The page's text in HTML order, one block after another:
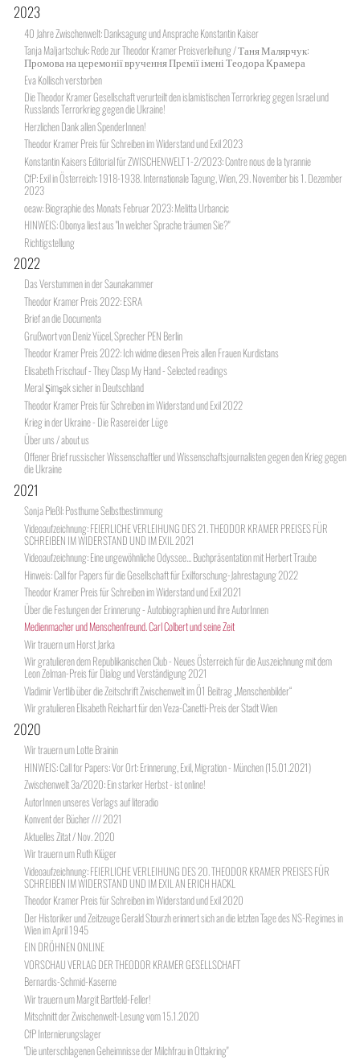
2023
40 Jahre Zwischenwelt: Danksagung und Ansprache Konstantin Kaiser
Tanja Maljartschuk: Rede zur Theodor Kramer Preisverleihung / Таня Малярчук:
Промова на церемонії вручення Премії імені Теодора Крамера
Eva Kollisch verstorben
Die Theodor Kramer Gesellschaft verurteilt den islamistischen Terrorkrieg gegen Israel und
Russlands Terrorkrieg gegen die Ukraine!
Herzlichen Dank allen SpenderInnen!
Theodor Kramer Preis für Schreiben im Widerstand und Exil 2023
Konstantin Kaisers Editorial für ZWISCHENWELT 1-2/2023: Contre nous de la tyrannie
CfP: Exil in Österreich: 1918-1938. Internationale Tagung, Wien, 29. November bis 1. Dezember
2023
oeaw: Biographie des Monats Februar 2023: Melitta Urbancic
HINWEIS: Obonya liest aus "In welcher Sprache träumen Sie?"
Richtigstellung
2022
Das Verstummen in der Saunakammer
Theodor Kramer Preis 2022: ESRA
Brief an die Documenta
Grußwort von Deniz Yücel, Sprecher PEN Berlin
Theodor Kramer Preis 2022: Ich widme diesen Preis allen Frauen Kurdistans
Elisabeth Frischauf - They Clasp My Hand - Selected readings
Meral Şimşek sicher in Deutschland
Theodor Kramer Preis für Schreiben im Widerstand und Exil 2022
Krieg in der Ukraine - Die Raserei der Lüge
Über uns / about us
Offener Brief russischer Wissenschaftler und Wissenschaftsjournalisten gegen den Krieg gegen
die Ukraine
2021
Sonja Pleßl: Posthume Selbstbestimmung
Videoaufzeichnung: FEIERLICHE VERLEIHUNG DES 21. THEODOR KRAMER PREISES FÜR
SCHREIBEN IM WIDERSTAND UND IM EXIL 2021
Videoaufzeichnung: Eine ungewöhnliche Odyssee... Buchpräsentation mit Herbert Traube
Hinweis: Call for Papers für die Gesellschaft für Exilforschung-Jahrestagung 2022
Theodor Kramer Preis für Schreiben im Widerstand und Exil 2021
Über die Festungen der Erinnerung - Autobiographien und ihre AutorInnen
Medienmacher und Menschenfreund. Carl Colbert und seine Zeit
Wir trauern um Horst Jarka
Wir gratulieren dem Republikanischen Club - Neues Österreich für die Auszeichnung mit dem
Leon Zelman-Preis für Dialog und Verständigung 2021
Vladimir Vertlib über die Zeitschrift Zwischenwelt im Ö1 Beitrag „Menschenbilder“
Wir gratulieren Elisabeth Reichart für den Veza-Canetti-Preis der Stadt Wien
2020
Wir trauern um Lotte Brainin
HINWEIS: Call for Papers: Vor Ort: Erinnerung, Exil, Migration - München (15.01.2021)
Zwischenwelt 3a/2020: Ein starker Herbst - ist online!
AutorInnen unseres Verlags auf literadio
Konvent der Bücher /// 2021
Aktuelles Zitat / Nov. 2020
Wir trauern um Ruth Klüger
Videoaufzeichnung: FEIERLICHE VERLEIHUNG DES 20. THEODOR KRAMER PREISES FÜR
SCHREIBEN IM WIDERSTAND UND IM EXIL AN ERICH HACKL
Theodor Kramer Preis für Schreiben im Widerstand und Exil 2020
Der Historiker und Zeitzeuge Gerald Stourzh erinnert sich an die letzten Tage des NS-Regimes in
Wien im April 1945
EIN DRÖHNEN ONLINE
VORSCHAU VERLAG DER THEODOR KRAMER GESELLSCHAFT
Bernardis-Schmid-Kaserne
Wir trauern um Margit Bartfeld-Feller!
Mitschnitt der Zwischenwelt-Lesung vom 15.1.2020
CfP Internierungslager
"Die unterschlagenen Geheimnisse der Milchfrau in Ottakring"